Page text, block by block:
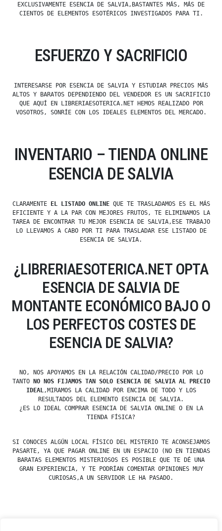
EXCLUSIVAMENTE ESENCIA DE SALVIA,BASTANTES MÁS, MÁS DE
CIENTOS DE ELEMENTOS ESOTÉRICOS INVESTIGADOS PARA TI.
ESFUERZO Y SACRIFICIO
INTERESARSE POR ESENCIA DE SALVIA Y ESTUDIAR PRECIOS MÁS
ALTOS Y BARATOS DEPENDIENDO DEL VENDEDOR ES UN SACRIFICIO
QUE AQUÍ EN LIBRERIAESOTERICA.NET HEMOS REALIZADO POR
VOSOTROS, SONRÍE CON LOS IDEALES ELEMENTOS DEL MERCADO.
INVENTARIO – TIENDA ONLINE
ESENCIA DE SALVIA
CLARAMENTE EL LISTADO ONLINEQUE TE TRASLADAMOS ES EL MÁS
EFICIENTE Y A LA PAR CON MEJORES FRUTOS, TE ELIMINAMOS LA
TAREA DE ENCONTRAR TU MEJOR ESENCIA DE SALVIA,ESE TRABAJO
LO LLEVAMOS A CABO POR TI PARA TRASLADAR ESE LISTADO DE
ESENCIA DE SALVIA.
¿LIBRERIAESOTERICA.NET OPTA
ESENCIA DE SALVIA DE
MONTANTE ECONÓMICO BAJO O
LOS PERFECTOS COSTES DE
ESENCIA DE SALVIA?
NO, NOS APOYAMOS EN LA RELACIÓN CALIDAD/PRECIO POR LO
TANTO
NO NOS FIJAMOS TAN SOLO ESENCIA DE SALVIA AL PRECIO
IDEAL,MIRAMOS LA CALIDAD POR ENCIMA DE TODO Y LOS
RESULTADOS DEL ELEMENTO ESENCIA DE SALVIA.
¿ES LO IDEAL COMPRAR ESENCIA DE SALVIA ONLINE O EN LA
TIENDA FÍSICA?
SI CONOCES ALGÚN LOCAL FÍSICO DEL MISTERIO TE ACONSEJAMOS
PASARTE, YA QUE PAGAR ONLINE EN UN ESPACIO (NO EN TIENDAS
BARATAS ELEMENTOS MISTERIOSOS ES POSIBLE QUE TE DÉ UNA
GRAN EXPERIENCIA, Y TE PODRÍAN COMENTAR OPINIONES MUY
CURIOSAS,A UN SERVIDOR LE HA PASADO.